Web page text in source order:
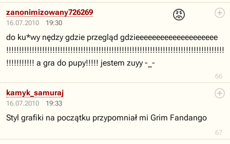
16.07.2010 19:30
😡
66
zanonimizowany726269
do ku*wy nędzy gdzie przegląd gdzieeeeeeeeeeeeeeeeeeee
!!!!!!!!!!!!!!!!!!!!!!!!!!!!!!!!!!!!!!!!!!!!!!!!!!!!!!!!!!!!!!!!!!!!!!!!!!!!!!!!!!!!!
!!!!!!!!!!! a gra do pupy!!!!! jestem zuyy -_-
16.07.2010 19:33
67
kamyk_samuraj
Styl grafiki na początku przypomniał mi Grim Fandango